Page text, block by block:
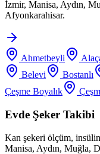
İzmir, Manisa, Aydın,
Afyonkarahisar.
Ahmetbeyli
Belevi
Bostanlı
Çeşme Boyalık
Evde Şeker Takibi
Kan şekeri ölçüm,
Manisa, Aydın, Muğla,